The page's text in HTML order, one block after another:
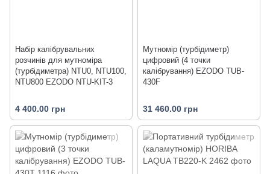
Набір калібрувальних
розчинів для мутноміра
(турбідиметра) NTU0, NTU100,
NTU800 EZODO NTU-KIT-3
4 400.00 грн
Мутномір (турбідиметр)
цифровий (4 точки
калібрування) EZODO TUB-
430F
31 460.00 грн